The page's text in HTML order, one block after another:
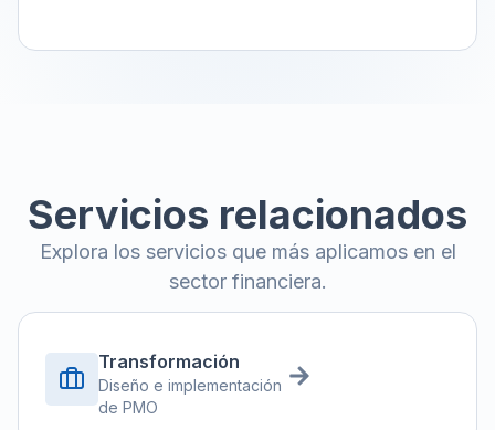
Servicios relacionados
Explora los servicios que más aplicamos en el
sector financiera.
Transformación
Diseño e implementación
de PMO